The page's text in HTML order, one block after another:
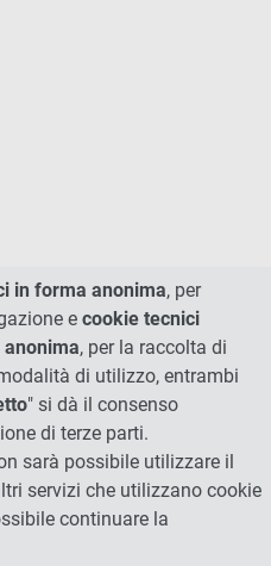
in forma anonima, per
e cookie tecnici
, per la raccolta di
di utilizzo, entrambi
" si dà il consenso
di terze parti.
sarà possibile utilizzare il
servizi che utilizzano cookie
continuare la